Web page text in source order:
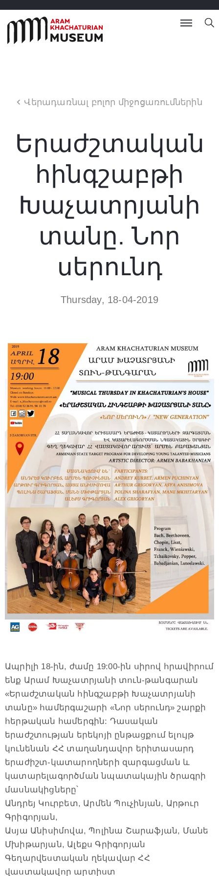
Վերադառնալ բոլոր միջոցառումներին
Երաժշտական
հինգշաբթի
Խաչատրյանի
տանը. Նոր
սերունդ
Thursday, 18-04-2019
Ապրիլի 18-ին, ժամը 19:00-ին սիրով հրավիրում
ենք Արամ Խաչատրյանի տուն-թանգարան
«Երաժշտական հինգշաբթի Խաչատրյանի
տանը» համերգաշարի «Նոր սերունդ» շարքի
հերթական համերգին: Դասական
երաժշտության երեկոյի ընթացքում ելույթ
կունենան ՀՀ տաղանդավոր երիտասարդ
երաժիշտ-կատարողների զարգացման և
կատարելագործման նպատակային ծրագրի
մասնակիցները՝
Անդրեյ Կուրբետ, Արմեն Պուչինյան, Արթուր
Գրիգորյան,
Ասյա Անիսիմովա, Պոլինա Շարաֆյան, Մանե
Մխիթարյան, Ալեքս Գրիգորյան
Գեղարվեստական ղեկավար ՀՀ
վաստակավոր արտիստ